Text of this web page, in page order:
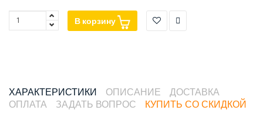
В корзину
ХАРАКТЕРИСТИКИ ОПИСАНИЕ
ДОСТАВКА
ОПЛАТА
ЗАДАТЬ ВОПРОС КУПИТЬ СО СКИДКОЙ